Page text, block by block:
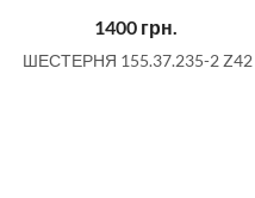
1400 грн.
ШЕСТЕРНЯ 155.37.235-2 Z42